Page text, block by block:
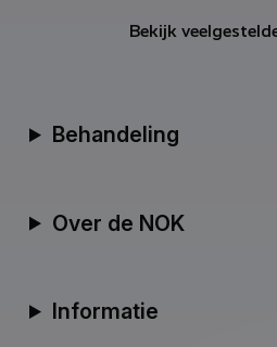
Bekijk
Behandeling
Over de NOK
Informatie